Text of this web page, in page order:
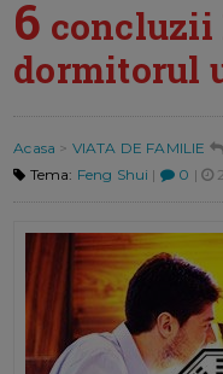
6 concluzii
dormitorul
Acasa > VIATA DE FAMILIE
Tema: Feng Shui | 0 |